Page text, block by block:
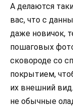
А делаются
вас, что с
даже новичок,
пошаговых
сковороде со
покрытием,
их внешний
не обычные